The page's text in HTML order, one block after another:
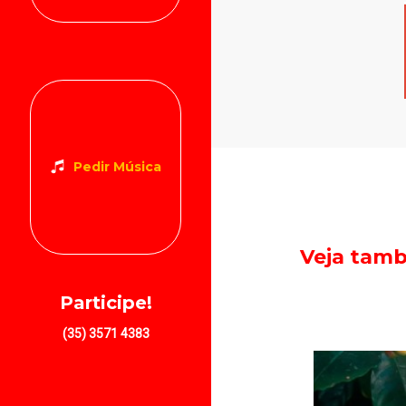
Pedir Música
Participe!
(35) 3571 4383
Veja